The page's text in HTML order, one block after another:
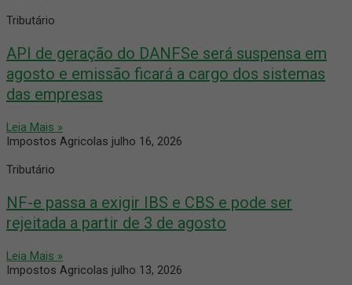
Tributário
API de geração do DANFSe será suspensa em
agosto e emissão ficará a cargo dos sistemas
das empresas
Leia Mais »
Impostos Agricolas julho 16, 2026
Tributário
NF-e passa a exigir IBS e CBS e pode ser
rejeitada a partir de 3 de agosto
Leia Mais »
Impostos Agricolas julho 13, 2026